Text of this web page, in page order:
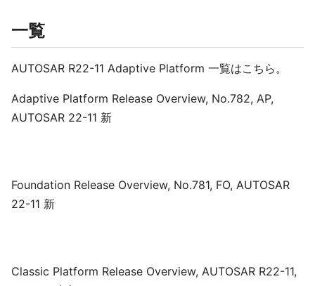
一覧
AUTOSAR R22-11 Adaptive Platform 一覧はこちら。
Adaptive Platform Release Overview, No.782, AP,
AUTOSAR 22-11 新
Foundation Release Overview, No.781, FO, AUTOSAR
22-11 新
Classic Platform Release Overview, AUTOSAR R22-11,